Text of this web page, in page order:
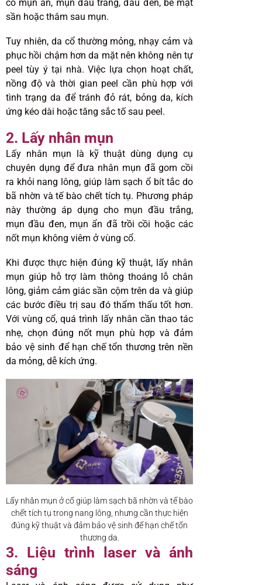
có mụn ẩn, mụn đầu trắng, đầu đen, bề mặt
sần hoặc thâm sau mụn.
Tuy nhiên, da cổ thường mỏng, nhạy cảm và
phục hồi chậm hơn da mặt nên không nên tự
peel tùy ý tại nhà. Việc lựa chọn hoạt chất,
nồng độ và thời gian peel cần phù hợp với
tình trạng da để tránh đỏ rát, bỏng da, kích
ứng kéo dài hoặc tăng sắc tố sau peel.
2. Lấy nhân mụn
Lấy nhân mụn là kỹ thuật dùng dụng cụ
chuyên dụng để đưa nhân mụn đã gom cồi
ra khỏi nang lông, giúp làm sạch ổ bít tắc do
bã nhờn và tế bào chết tích tụ. Phương pháp
này thường áp dụng cho mụn đầu trắng,
mụn đầu đen, mụn ẩn đã trồi cồi hoặc các
nốt mụn không viêm ở vùng cổ.
Khi được thực hiện đúng kỹ thuật, lấy nhân
mụn giúp hỗ trợ làm thông thoáng lỗ chân
lông, giảm cảm giác sần cộm trên da và giúp
các bước điều trị sau đó thẩm thấu tốt hơn.
Với vùng cổ, quá trình lấy nhân cần thao tác
nhẹ, chọn đúng nốt mụn phù hợp và đảm
bảo vệ sinh để hạn chế tổn thương trên nền
da mỏng, dễ kích ứng.
Lấy nhân mụn ở cổ giúp làm sạch bã nhờn và tế bào
chết tích tụ trong nang lông, nhưng cần thực hiện
đúng kỹ thuật và đảm bảo vệ sinh để hạn chế tổn
thương da.
3. Liệu trình laser và ánh
sáng